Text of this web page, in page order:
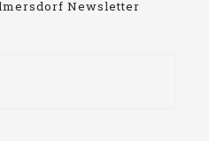
Newsletter